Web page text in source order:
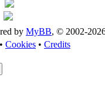
by MyBB, © 2002-
• Cookies • Credits